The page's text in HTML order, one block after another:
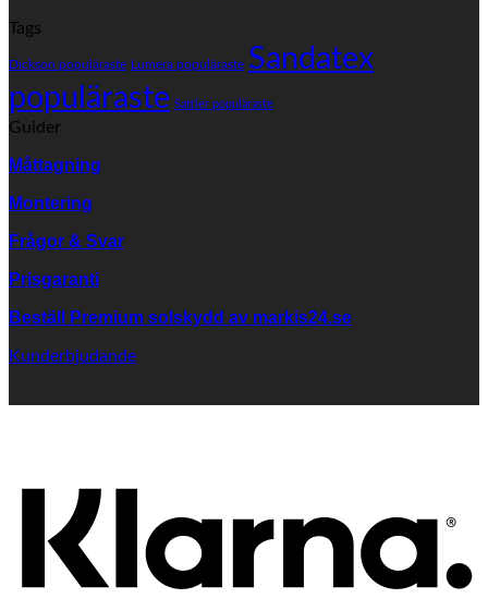
SANDATEX?
Tags
Dickson populäraste Lumera populäraste Sandatex
populäraste Sattler populäraste
Guider
Måttagning
Montering
Frågor & Svar
Prisgaranti
Beställ Premium solskydd av markis24.se
Kunderbjudande